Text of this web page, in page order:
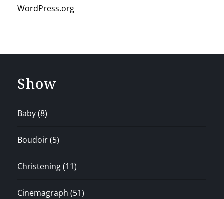
WordPress.org
Show
Baby(8)
Boudoir(5)
Christening(11)
Cinemagraph (51)